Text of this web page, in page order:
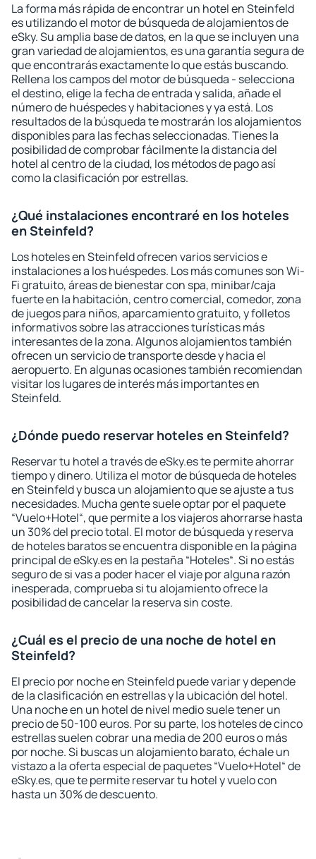
La forma más rápida de encontrar un hotel en Steinfeld
es utilizando el motor de búsqueda de alojamientos de
eSky. Su amplia base de datos, en la que se incluyen una
gran variedad de alojamientos, es una garantía segura de
que encontrarás exactamente lo que estás buscando.
Rellena los campos del motor de búsqueda - selecciona
el destino, elige la fecha de entrada y salida, añade el
número de huéspedes y habitaciones y ya está. Los
resultados de la búsqueda te mostrarán los alojamientos
disponibles para las fechas seleccionadas. Tienes la
posibilidad de comprobar fácilmente la distancia del
hotel al centro de la ciudad, los métodos de pago así
como la clasificación por estrellas.
¿Qué instalaciones encontraré en los hoteles
en Steinfeld?
Los hoteles en Steinfeld ofrecen varios servicios e
instalaciones a los huéspedes. Los más comunes son Wi-
Fi gratuito, áreas de bienestar con spa, minibar/caja
fuerte en la habitación, centro comercial, comedor, zona
de juegos para niños, aparcamiento gratuito, y folletos
informativos sobre las atracciones turísticas más
interesantes de la zona. Algunos alojamientos también
ofrecen un servicio de transporte desde y hacia el
aeropuerto. En algunas ocasiones también recomiendan
visitar los lugares de interés más importantes en
Steinfeld.
¿Dónde puedo reservar hoteles en Steinfeld?
Reservar tu hotel a través de eSky.es te permite ahorrar
tiempo y dinero. Utiliza el motor de búsqueda de hoteles
en Steinfeld y busca un alojamiento que se ajuste a tus
necesidades. Mucha gente suele optar por el paquete
“Vuelo+Hotel“, que permite a los viajeros ahorrarse hasta
un 30% del precio total. El motor de búsqueda y reserva
de hoteles baratos se encuentra disponible en la página
principal de eSky.es en la pestaña “Hoteles“. Si no estás
seguro de si vas a poder hacer el viaje por alguna razón
inesperada, comprueba si tu alojamiento ofrece la
posibilidad de cancelar la reserva sin coste.
¿Cuál es el precio de una noche de hotel en
Steinfeld?
El precio por noche en Steinfeld puede variar y depende
de la clasificación en estrellas y la ubicación del hotel.
Una noche en un hotel de nivel medio suele tener un
precio de 50-100 euros. Por su parte, los hoteles de cinco
estrellas suelen cobrar una media de 200 euros o más
por noche. Si buscas un alojamiento barato, échale un
vistazo a la oferta especial de paquetes “Vuelo+Hotel“ de
eSky.es, que te permite reservar tu hotel y vuelo con
hasta un 30% de descuento.